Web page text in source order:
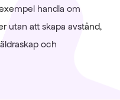
handla om
utan att skapa avstånd,
och